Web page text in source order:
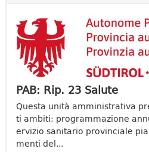
PAB: Rip. 23 Salute
Questa unità amministrativa
ti ambiti: programmazione
ervizio sanitario provinciale
menti del...